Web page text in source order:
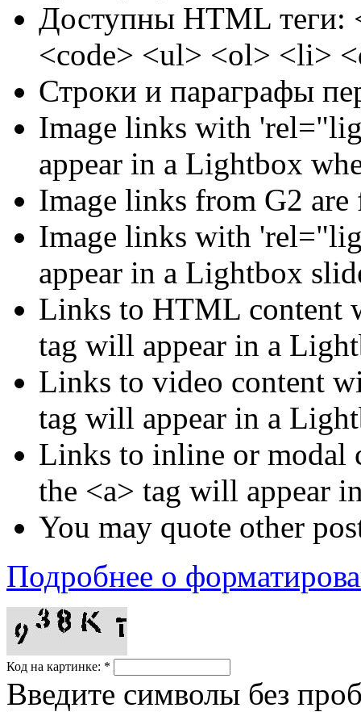
Доступны HTML теги:
<code> <ul> <ol> <li>
Строки и параграфы
Image links with
appear in a Lightbox
Image links from G2
Image links with
appear in a Lightbox
Links to HTML content
tag will appear in a
Links to video content
tag will appear in a
Links to inline or
the <a> tag will appear
You may quote other
Подробнее о
Код на картинке: *
Введите символы без